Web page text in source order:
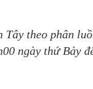
theo phân
ngày thứ Bảy